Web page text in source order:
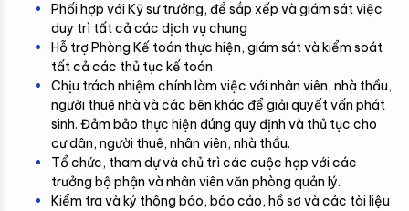
Phối hợp với Kỹ sư trưởng, để sắp xếp và giám sát việc
duy trì tất cả các dịch vụ chung
Hỗ trợ Phòng Kế toán thực hiện, giám sát và kiểm soát
tất cả các thủ tục kế toán
Chịu trách nhiệm chính làm việc với nhân viên, nhà thầu,
người thuê nhà và các bên khác để giải quyết vấn phát
sinh. Đảm bảo thực hiện đúng quy định và thủ tục cho
cư dân, người thuê, nhân viên, nhà thầu.
Tổ chức, tham dự và chủ trì các cuộc họp với các
trưởng bộ phận và nhân viên văn phòng quản lý.
Kiểm tra và ký thông báo, báo cáo, hồ sơ và các tài liệu